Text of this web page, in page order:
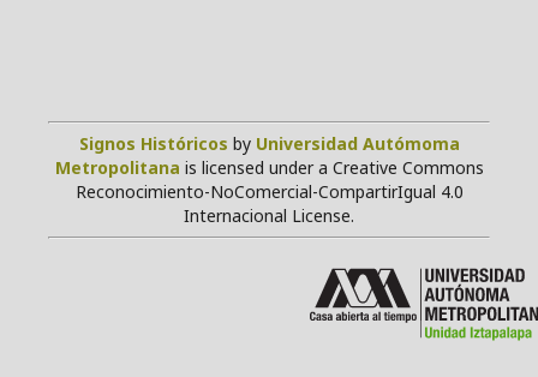
Signos Históricos by Universidad Autómoma
Metropolitana is licensed under a Creative Commons
Reconocimiento-NoComercial-CompartirIgual 4.0
Internacional License.